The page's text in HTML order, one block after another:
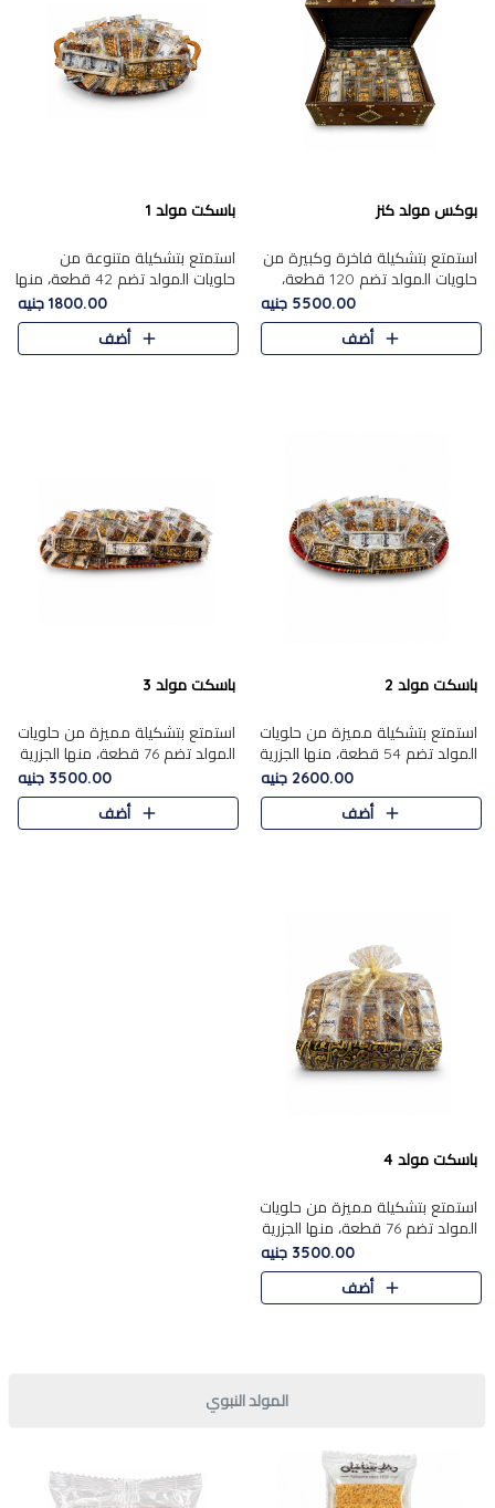
بوكس مولد كنز
استمتع بتشكيلة فاخرة وكبيرة من
حلويات المولد تضم 120 قطعة،
5500.00 جنيه
أضف
باسكت مولد 1
استمتع بتشكيلة متنوعة من
حلويات المولد تضم 42 قطعة، منها
علي بابا بالمكسرات و،.....1800.00 جنيه
أضف
باسكت مولد 2
استمتع بتشكيلة مميزة من حلويات
المولد تضم 54 قطعة، منها الجزرية
بالفول والبندق، علي بابا بالمكسرات،
ا.....
2600.00 جنيه
أضف
باسكت مولد 3
استمتع بتشكيلة مميزة من حلويات
المولد تضم 76 قطعة، منها الجزرية
بالفول والبندق، علي باب........
3500.00 جنيه
أضف
باسكت مولد 4
استمتع بتشكيلة مميزة من حلويات
المولد تضم 76 قطعة، منها الجزرية
بالفول والبندق، علي بابا
بالمكسرات.......
3500.00 جنيه
أضف
المولد النبوي